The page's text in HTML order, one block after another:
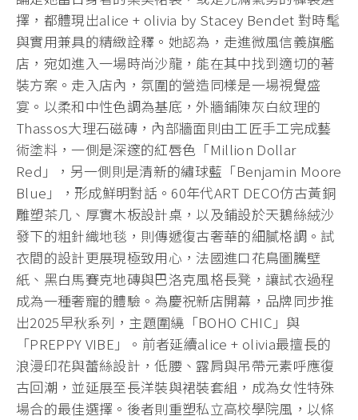
擇，都體現出alice + olivia by Stacey Bendet 對時髦
與實用兼具的精緻詮釋。她認為，走進微風信義旗艦
店，宛如進入一場時尚沙龍，能在其中找到適切的著
裝方案。走入店內，氛圍的營造同樣是一場視覺盛
宴。以柔和中性色調為基底，外牆鋪陳灰白紋理的
Thassos大理石磁磚，內部牆面則由工匠手工完成藝
術塗料，一側是深邃的紅唇色「Million Dollar
Red」，另一側則是清新的繡球藍「Benjamin Moore
Blue」，形成鮮明對話。60年代ART DECO仿古黃銅
雕塑茶几、厚實木板設計桌，以及鋪設於天鵝絲絨沙
發下的粗針織地毯，則傳遞復古奢華的細膩格調。試
衣間的設計更展現極致用心，法國進口花鳥圖騰壁
紙、黑白馬賽克地磚與巴洛克風格長凳，讓試衣過程
成為一種奢寵的體驗。為慶祝新店開幕，品牌同步推
出2025早秋系列，主題圍繞「BOHO CHIC」與
「PREPPY VIBE」。前者延續alice + olivia最擅長的
浪漫印花與蕾絲設計，低腰、露肩與吊帶元素呼應復
古回潮，並延展至長洋裝與裙裝套組，成為女性特殊
場合的最佳選擇。後者則重塑私立高校學院風，以條